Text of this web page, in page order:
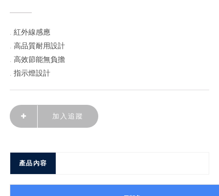
. 紅外線感應
. 高品質耐用設計
. 高效節能無負擔
. 指示燈設計
加入追蹤
產品內容